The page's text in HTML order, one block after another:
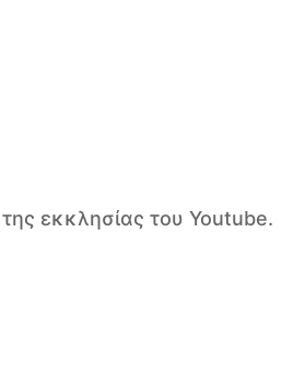
εκκλησίας του Youtube.